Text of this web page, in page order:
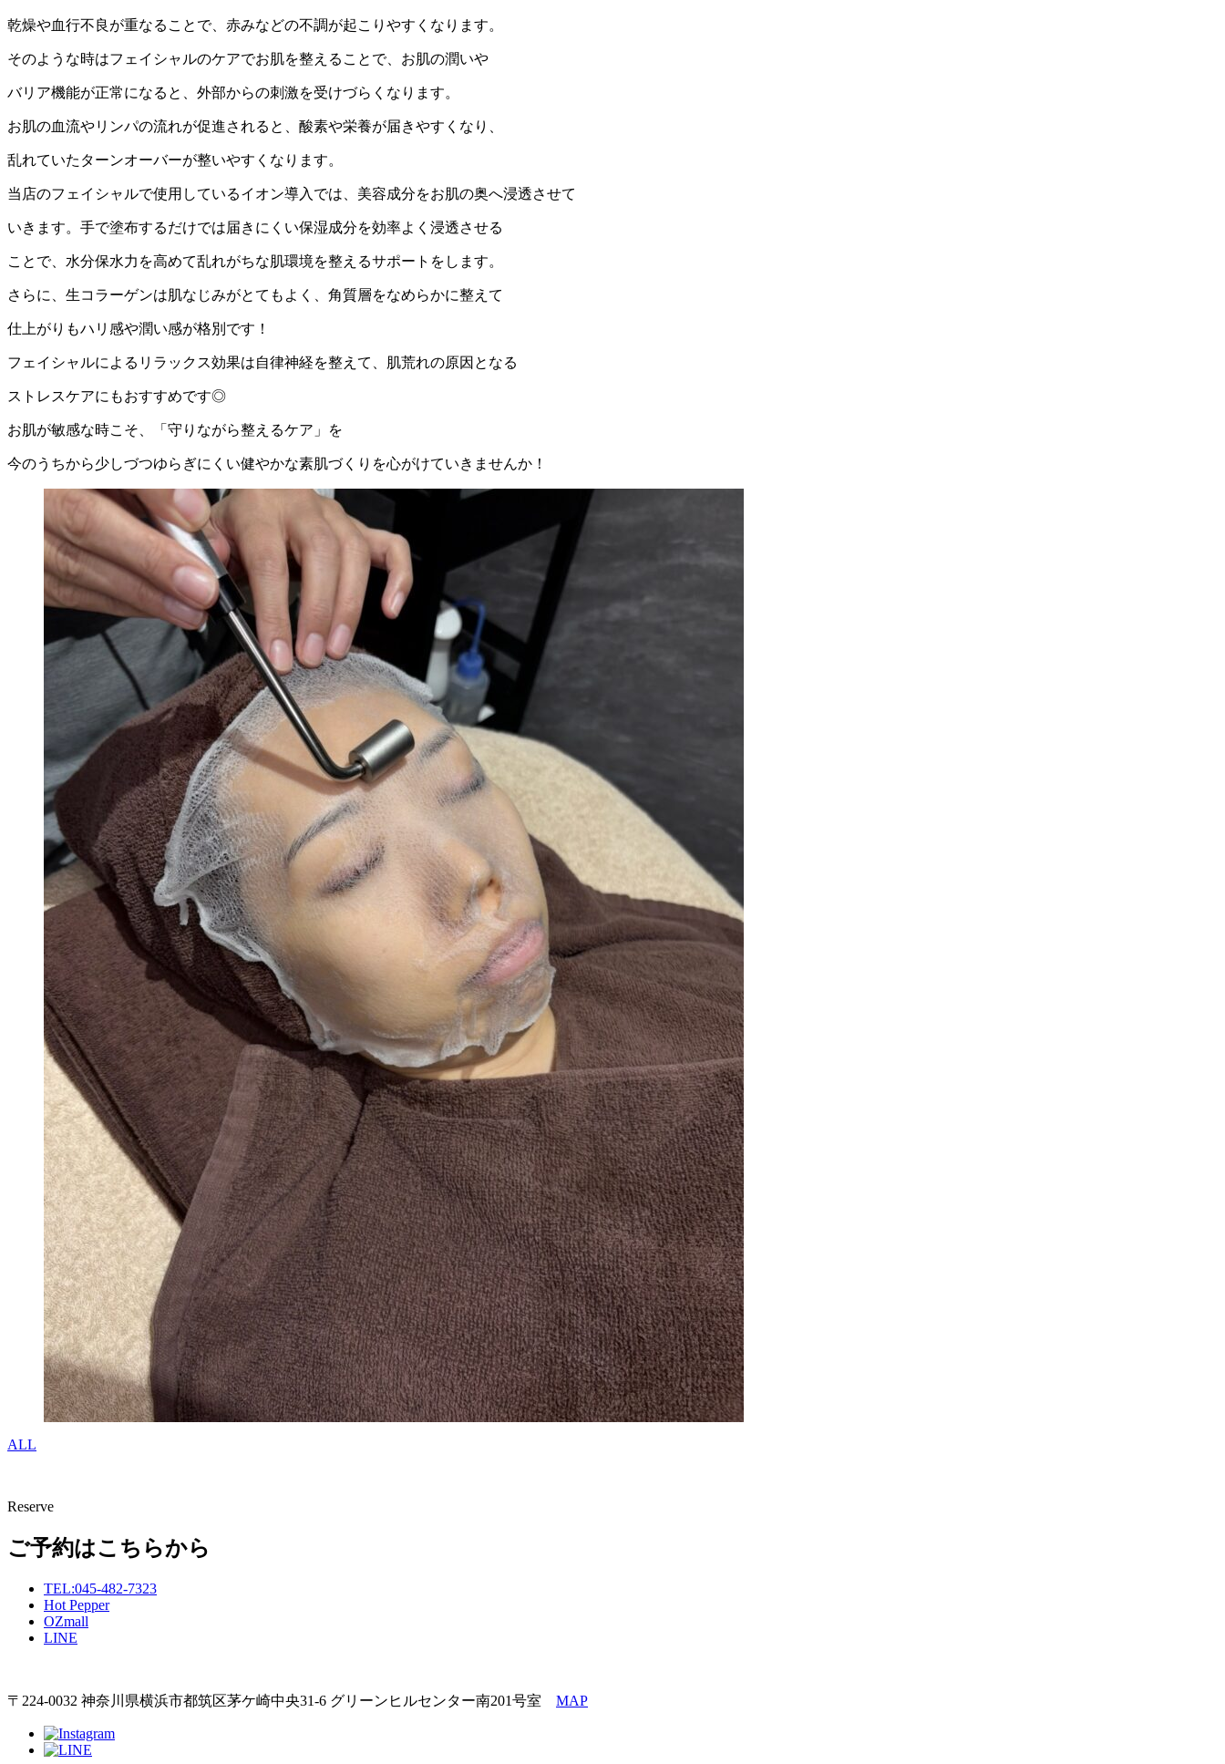
乾燥や血行不良が重なることで、赤みなどの不調が起こりやすくなります。
そのような時はフェイシャルのケアでお肌を整えることで、お肌の潤いや
バリア機能が正常になると、外部からの刺激を受けづらくなります。
お肌の血流やリンパの流れが促進されると、酸素や栄養が届きやすくなり、
乱れていたターンオーバーが整いやすくなります。
当店のフェイシャルで使用しているイオン導入では、美容成分をお肌の奥へ浸透させて
いきます。手で塗布するだけでは届きにくい保湿成分を効率よく浸透させる
ことで、水分保水力を高めて乱れがちな肌環境を整えるサポートをします。
さらに、生コラーゲンは肌なじみがとてもよく、角質層をなめらかに整えて
仕上がりもハリ感や潤い感が格別です！
フェイシャルによるリラックス効果は自律神経を整えて、肌荒れの原因となる
ストレスケアにもおすすめです◎
お肌が敏感な時こそ、「守りながら整えるケア」を
今のうちから少しづつゆらぎにくい健やかな素肌づくりを心がけていきませんか！
ALL
Reserve
ご予約はこちらから
TEL:045-482-7323
Hot Pepper
OZmall
LINE
〒224-0032 神奈川県横浜市都筑区茅ケ崎中央31-6 グリーンヒルセンター南201号室 MAP